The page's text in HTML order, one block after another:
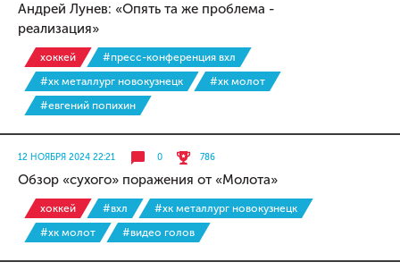
Андрей Лунев: «Опять та же проблема -
реализация»
хоккей
#пресс-конференция вхл
#хк металлург новокузнецк
#хк молот
#евгений попихин
12 НОЯБРЯ 2024 22:21 0 786
Обзор «сухого» поражения от «Молота»
хоккей #вхл
#хк металлург новокузнецк
#хк молот
#видео голов